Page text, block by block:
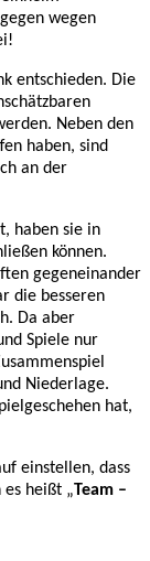
wegen
entschieden. Die
Neben den
haben, sind
an der
haben sie in
können.
gegeneinander
die besseren
Da aber
Spiele nur
Niederlage.
hat,
einstellen, dass
heißt „Team –